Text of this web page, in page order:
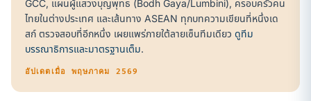
GCC, แผนผู้แสวงบุญพุทธ (Bodh Gaya/Lumbini), ครอบครัวคน
ไทยในต่างประเทศ และเส้นทาง ASEAN ทุกบทความเขียนที่หนึ่งเด
สก์ ตรวจสอบที่อีกหนึ่ง เผยแพร่ภายใต้ลายเซ็นทีมเดียว ดูทีม
บรรณาธิการและมาตรฐานเต็ม.
อัปเดตเมื่อ พฤษภาคม 2569